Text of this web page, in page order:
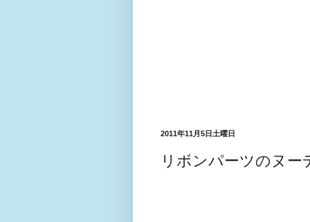
2011年11月5日土曜日
リボンパーツのヌー